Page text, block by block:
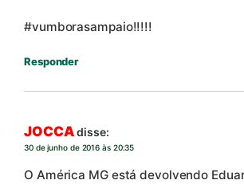
#vumborasampaio!!!!!
Responder
JOCCA disse:
30 de junho de 2016 às 20:35
O América MG está devolvendo